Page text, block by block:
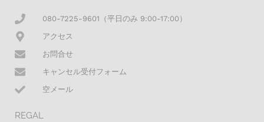
080-7225-9601（平日のみ 9:00-17:00）
アクセス
お問合せ
キャンセル受付フォーム
空メール
REGAL